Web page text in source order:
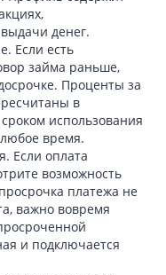
денег.
Если есть
займа раньше,
Проценты за
в
использования
время.
Если оплата
возможность
платежа не
важно вовремя
и подключается